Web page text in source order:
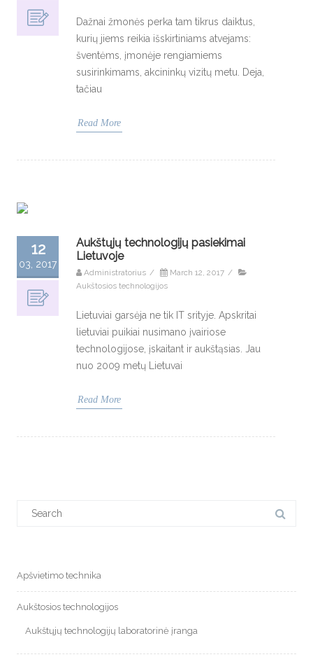
Dažnai žmonės perka tam tikrus daiktus,
kurių jiems reikia išskirtiniams atvejams:
šventėms, įmonėje rengiamiems
susirinkimams, akcininkų vizitų metu. Deja,
tačiau
Read More
12
03, 2017
Aukštųjų technologijų pasiekimai
Lietuvoje
Administratorius / March 12, 2017 /
Aukštosios technologijos
Lietuviai garsėja ne tik IT srityje. Apskritai
lietuviai puikiai nusimano įvairiose
technologijose, įskaitant ir aukštąsias. Jau
nuo 2009 metų Lietuvai
Read More
Apšvietimo technika
Aukštosios technologijos
Aukštųjų technologijų laboratorinė įranga